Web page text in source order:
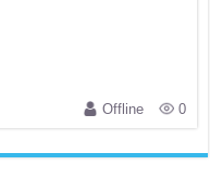
Offline
0